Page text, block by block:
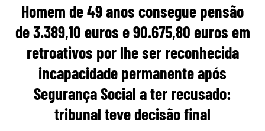
Homem de 49 anos consegue pensão
de 3.389,10 euros e 90.675,80 euros em
retroativos por lhe ser reconhecida
incapacidade permanente após
Segurança Social a ter recusado:
tribunal teve decisão final